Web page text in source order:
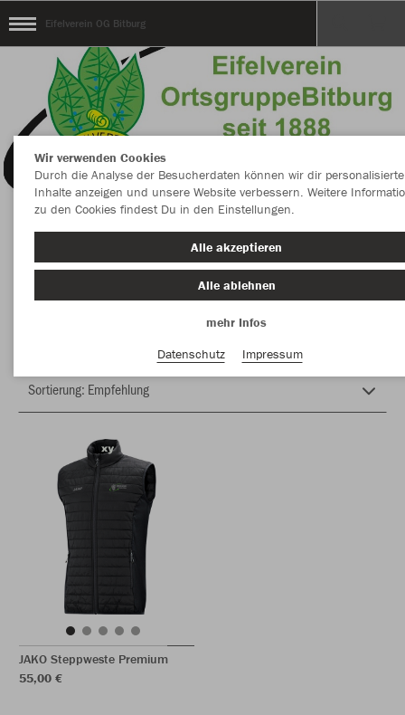
Eifelverein OG Bitburg
Eifelverein OG Bitburg 1888
JAKO Steppweste Premium
55,00 €
Wir verwenden Cookies
Durch die Analyse der Besucherdaten können wir dir personalisierte
Inhalte anzeigen und unsere Website verbessern. Weitere
zu den Cookies findest Du in den Einstellungen.
Alle akzeptieren
Alle ablehnen
mehr Infos
Datenschutz
Impressum